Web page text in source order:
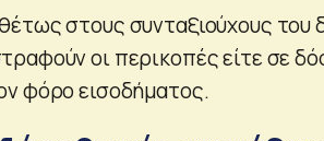
στους συνταξιούχους του
οι περικοπές είτε σε
φόρο εισοδήματος.